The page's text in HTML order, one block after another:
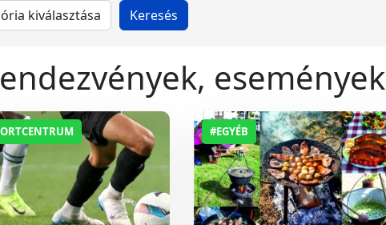
események
#EGYÉB